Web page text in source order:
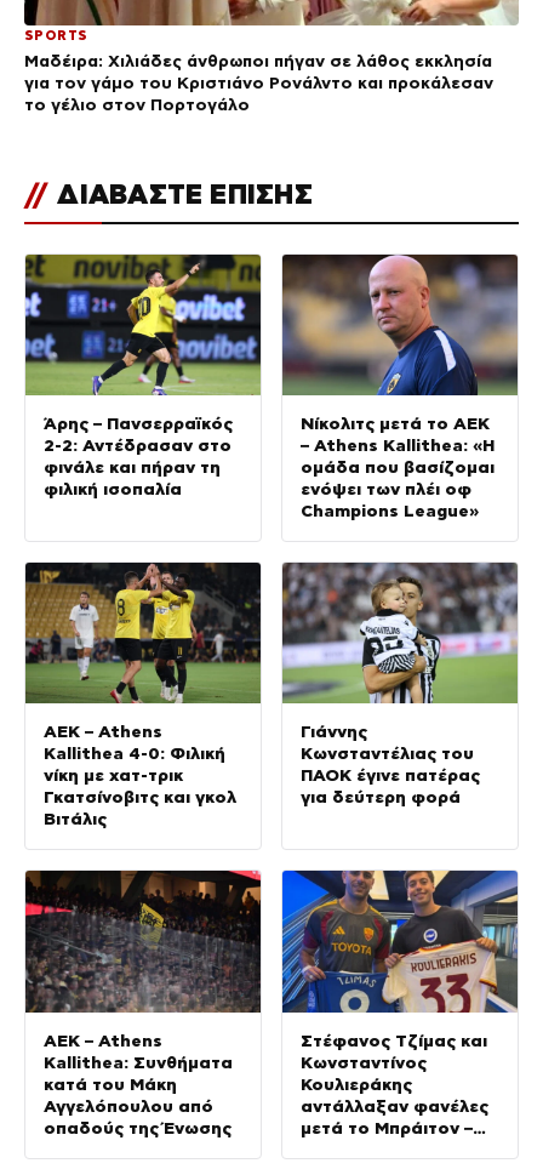
SPORTS
Μαδέιρα: Χιλιάδες άνθρωποι πήγαν σε λάθος εκκλησία
για τον γάμο του Κριστιάνο Ρονάλντο και προκάλεσαν
το γέλιο στον Πορτογάλο
// ΔΙΑΒΑΣΤΕ ΕΠΙΣΗΣ
Άρης – Πανσερραϊκός
2-2: Αντέδρασαν στο
φινάλε και πήραν τη
φιλική ισοπαλία
Νίκολιτς μετά το ΑΕΚ
– Athens Kallithea: «Η
ομάδα που βασίζομαι
ενόψει των πλέι οφ
Champions League»
ΑΕΚ – Athens
Kallithea 4-0: Φιλική
νίκη με χατ-τρικ
Γκατσίνοβιτς και γκολ
Βιτάλις
Γιάννης
Κωνσταντέλιας του
ΠΑΟΚ έγινε πατέρας
για δεύτερη φορά
ΑΕΚ – Athens
Kallithea: Συνθήματα
κατά του Μάκη
Αγγελόπουλου από
οπαδούς της Ένωσης
Στέφανος Τζίμας και
Κωνσταντίνος
Κουλιεράκης
αντάλλαξαν φανέλες
μετά το Μπράιτον –